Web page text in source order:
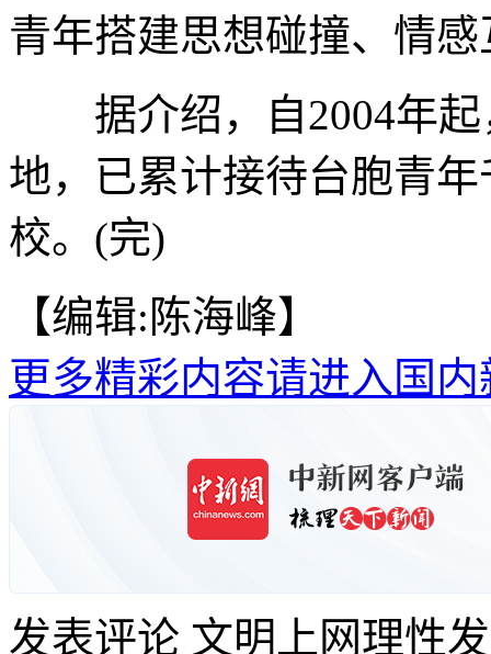
青年搭建思想碰撞、情
据介绍，自2004年起
地，已累计接待台胞青
校。(完)
【编辑:陈海峰】
更多精彩内容请进入国内
发表评论 文明上网理性